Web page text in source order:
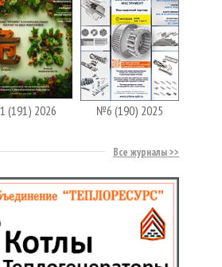
(191) 2026 №6 (190) 2025
Все журналы